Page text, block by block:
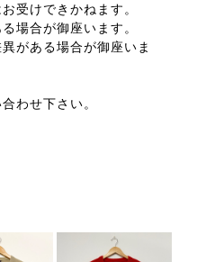
受けできかねます。
場合が御座います。
がある場合が御座いま
わせ下さい。